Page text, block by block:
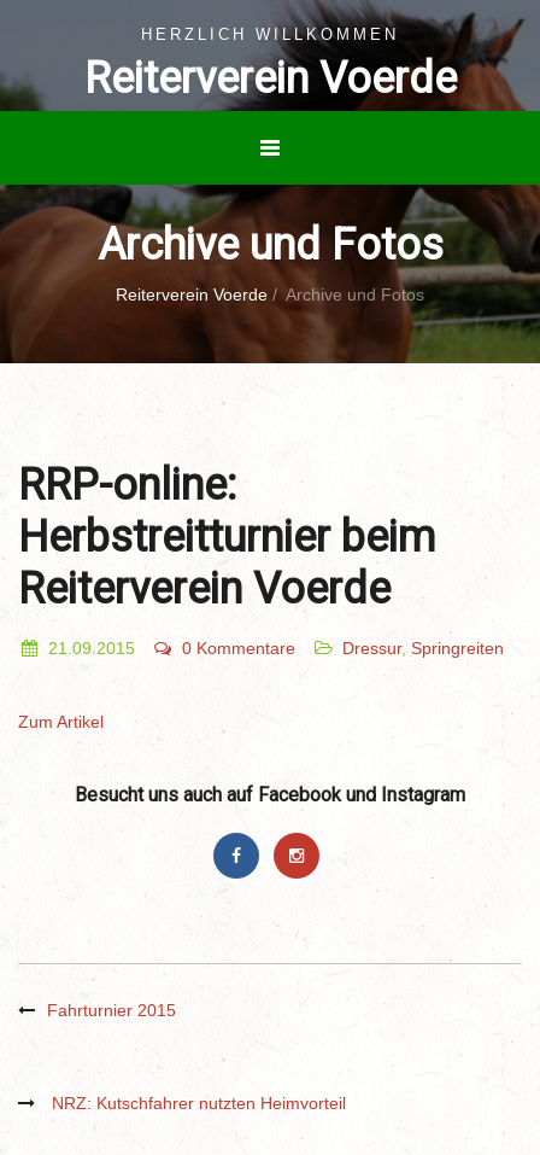
HERZLICH WILLKOMMEN
Reiterverein Voerde
Archive und Fotos
Reiterverein Voerde / Archive und Fotos
RRP-online:
Herbstreitturnier beim
Reiterverein Voerde
21.09.2015 0 Kommentare Dressur, Springreiten
Zum Artikel
Besucht uns auch auf Facebook und Instagram
Fahrturnier 2015
NRZ: Kutschfahrer nutzten Heimvorteil